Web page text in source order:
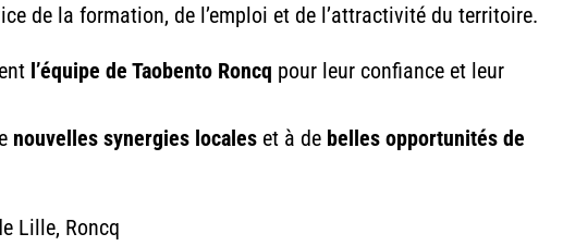
de la formation, de l’emploi et de l’attractivité du territoire.
l’équipe de Taobento Roncq pour leur confiance et leur
nouvelles synergies locales et à de belles opportunités de
Lille, Roncq